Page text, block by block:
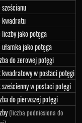
kwadratu
jako potęga
jako potęga
do zerowej potęgi
w postaci potęgi
w postaci potęgi
do pierwszej potęgi
(liczba podniesiona do